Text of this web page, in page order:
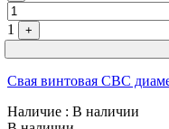
1
+
Свая винтовая СВС
Наличие : В наличии